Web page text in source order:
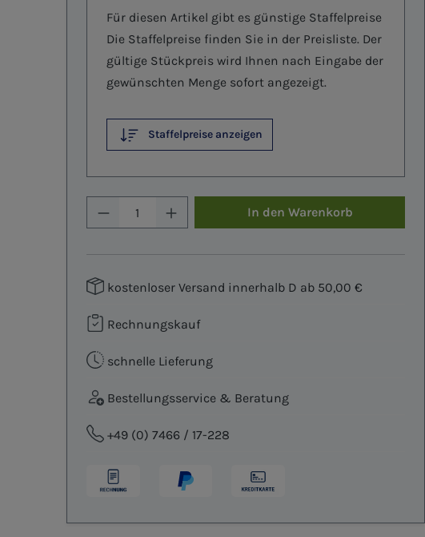
Für diesen Artikel gibt es günstige Staffelpreise
Die Staffelpreise finden Sie in der Preisliste. Der
gültige Stückpreis wird Ihnen nach Eingabe der
gewünschten Menge sofort angezeigt.
Staffelpreise anzeigen
Produkt Anzahl: Gib den
In den Warenkorb
kostenloser Versand innerhalb D ab 50,00 €
Rechnungskauf
schnelle Lieferung
Bestellungsservice & Beratung
+49 (0) 7466 / 17-228